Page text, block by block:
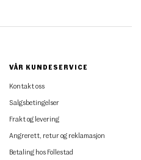
VÅR KUNDESERVICE
Kontakt oss
Salgsbetingelser
Frakt og levering
Angrerett, retur og reklamasjon
Betaling hos Follestad